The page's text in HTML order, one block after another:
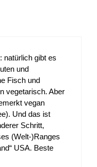
natürlich gibt es
und
Fisch und
vegetarisch. Aber
vegan
Und das ist
Schritt,
(Welt-)Ranges
USA. Beste